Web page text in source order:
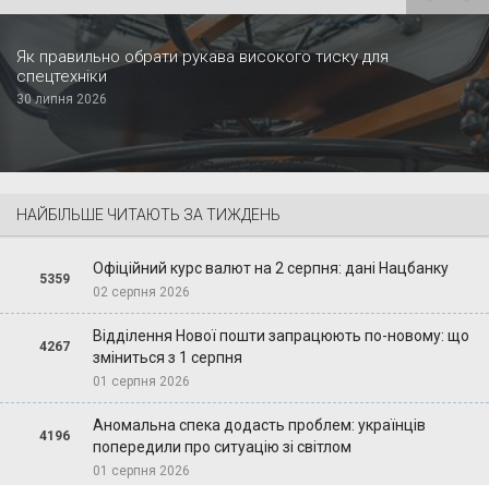
Як правильно обрати рукава високого тиску для
спецтехніки
30 липня 2026
НАЙБІЛЬШЕ ЧИТАЮТЬ ЗА ТИЖДЕНЬ
5359
Офіційний курс валют на 2 серпня: дані Нацбанку
02 серпня 2026
4267
Відділення Нової пошти запрацюють по-новому: що
зміниться з 1 серпня
01 серпня 2026
4196
Аномальна спека додасть проблем: українців
попередили про ситуацію зі світлом
01 серпня 2026